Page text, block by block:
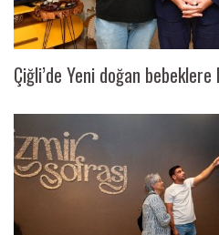
Çiğli’de Yeni doğan bebeklere